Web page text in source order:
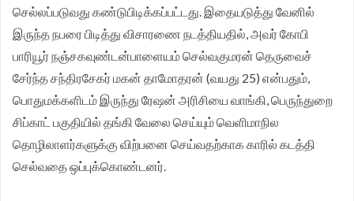
செல்லப்படுவது கண்டுபிடிக்கப்பட்டது. இதையடுத்து வேனில்
இருந்த நபரை பிடித்து விசாரணை நடத்தியதில், அவர் கோபி
பாரியூர் நஞ்சகவுண்டன்பாளையம் செல்வகுமரன் தெருவைச்
சேர்ந்த சந்திரசேகர் மகன் தாமோதரன் (வயது 25) என்பதும்,
பொதுமக்களிடம் இருந்து ரேஷன் அரிசியை வாங்கி, பெருந்துறை
சிப்காட் பகுதியில் தங்கி வேலை செய்யும் வெளிமாநில
தொழிலாளர்களுக்கு விற்பனை செய்வதற்காக காரில் கடத்தி
செல்வதை ஒப்புக்கொண்டனர்.